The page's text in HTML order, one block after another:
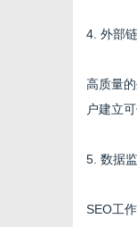
4. 外部
高质量
户建立
5. 数据
SEO工